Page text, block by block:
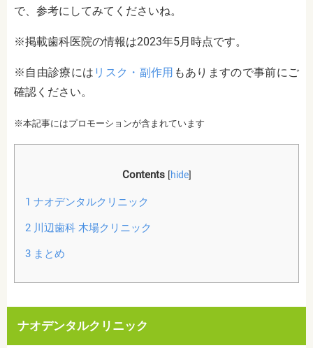
で、参考にしてみてくださいね。
※掲載歯科医院の情報は2023年5月時点です。
※自由診療には リスク・副作用 もありますので事前にご
確認ください。
※本記事にはプロモーションが含まれています
Contents [hide]
1 ナオデンタルクリニック
2川辺歯科 木場クリニック
3まとめ
ナオデンタルクリニック